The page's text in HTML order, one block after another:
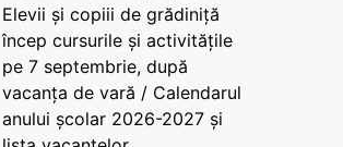
Elevii și copiii de grădiniță
încep cursurile și activitățile
pe 7 septembrie, după
vacanța de vară / Calendarul
anului școlar 2026-2027 și